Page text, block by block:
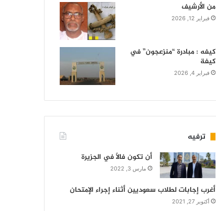
من الأرشيف
فبراير 12, 2026
كيفه : مبادرة “منزعجون” في
كيفة
فبراير 4, 2026
ترفيه
أن تكون فالاً في الجزيرة
مارس 3, 2022
أغرب إجابات لطلاب سعوديين أثناء إجراء الإمتحان
أكتوبر 27, 2021